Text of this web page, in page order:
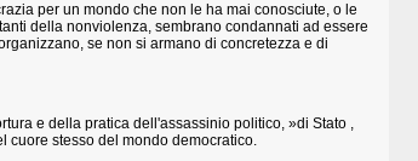
per un mondo che non le ha mai conosciute, o le
della nonviolenza, sembrano condannati ad essere
se non si armano di concretezza e di
e della pratica dell'assassinio politico, »di Stato ,
cuore stesso del mondo democratico.